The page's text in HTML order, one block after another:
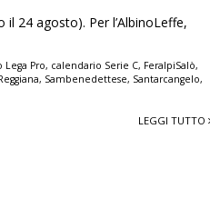
24 agosto). Per l’AlbinoLeffe,
Lega Pro, calendario Serie C, FeraIpiSalò,
, Sambenedettese, Santarcangelo,
LEGGI TUTTO